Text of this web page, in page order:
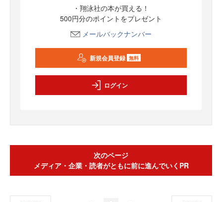
・翔泳社の本が買える！
500円分のポイントをプレゼント
メールバックナンバー
新規会員登録 無料
ログイン
次のページ
メディア・企業・読者がともに前に進んでいくPR